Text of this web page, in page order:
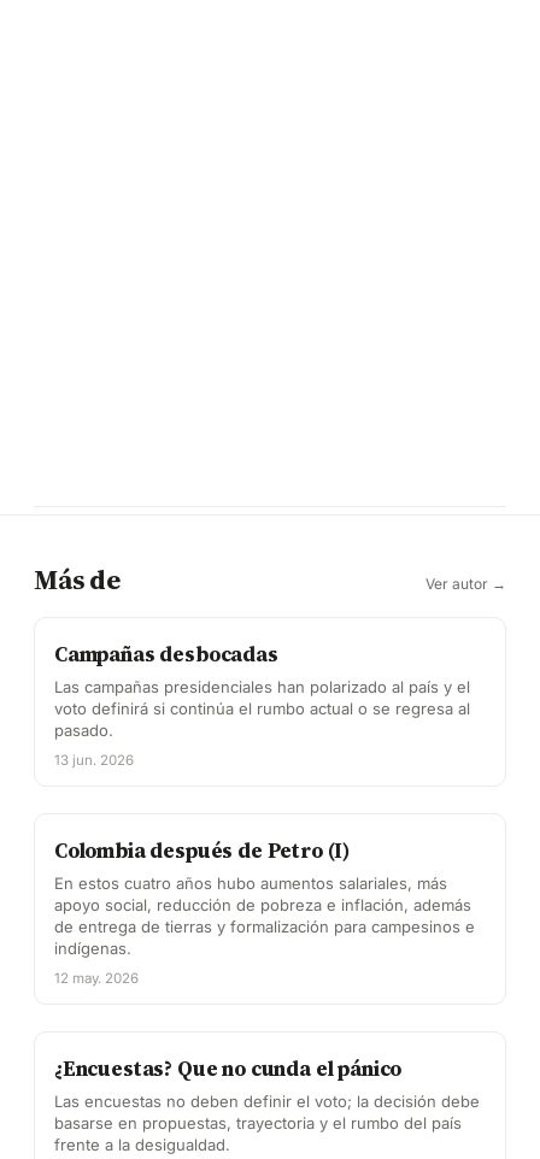
Más de Ver autor →
Campañas desbocadas
Las campañas presidenciales han polarizado al país y el
voto definirá si continúa el rumbo actual o se regresa al
pasado.
13 jun. 2026
Colombia después de Petro (I)
En estos cuatro años hubo aumentos salariales, más
apoyo social, reducción de pobreza e inflación, además
de entrega de tierras y formalización para campesinos e
indígenas.
12 may. 2026
¿Encuestas? Que no cunda el pánico
Las encuestas no deben definir el voto; la decisión debe
basarse en propuestas, trayectoria y el rumbo del país
frente a la desigualdad.